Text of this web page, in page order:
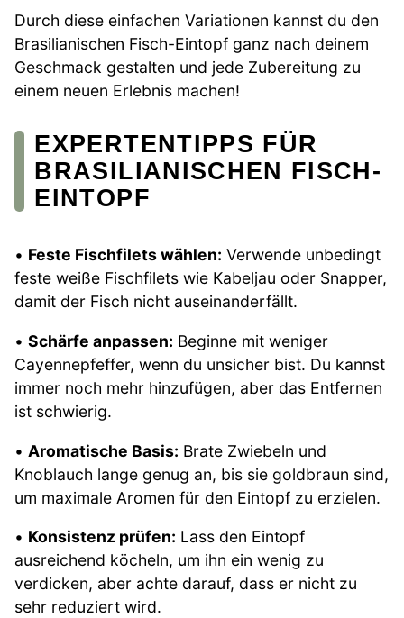
Durch diese einfachen Variationen kannst du den
Brasilianischen Fisch-Eintopf ganz nach deinem
Geschmack gestalten und jede Zubereitung zu
einem neuen Erlebnis machen!
EXPERTENTIPPS FÜR
BRASILIANISCHEN FISCH-
EINTOPF
• Feste Fischfilets wählen: Verwende unbedingt
feste weiße Fischfilets wie Kabeljau oder Snapper,
damit der Fisch nicht auseinanderfällt.
• Schärfe anpassen: Beginne mit weniger
Cayennepfeffer, wenn du unsicher bist. Du kannst
immer noch mehr hinzufügen, aber das Entfernen
ist schwierig.
• Aromatische Basis: Brate Zwiebeln und
Knoblauch lange genug an, bis sie goldbraun sind,
um maximale Aromen für den Eintopf zu erzielen.
• Konsistenz prüfen: Lass den Eintopf
ausreichend köcheln, um ihn ein wenig zu
verdicken, aber achte darauf, dass er nicht zu
sehr reduziert wird.